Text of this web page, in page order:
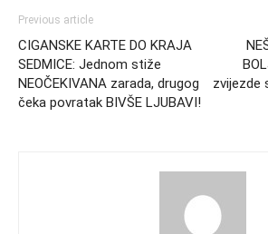
Previous article
CIGANSKE KARTE DO KRAJA
SEDMICE: Jednom stiže
NEOČEKIVANA zarada, drugog
čeka povratak BIVŠE LJUBAVI!
zvijezde